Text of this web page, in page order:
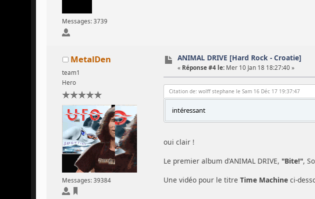
Messages: 3739
MetalDen
team1
Hero
Messages: 39384
ANIMAL DRIVE [Hard Rock - Croatie]
« Réponse #4 le: Mer 10 Jan 18 18:27:40 »
Citation de: wolff stephane le Sam 16 Déc 17 19:37:47
intéressant
oui clair !
Le premier album d'ANIMAL DRIVE, "Bite!",
Une vidéo pour le titre Time Machineci-